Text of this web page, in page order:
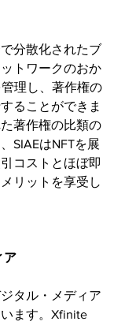
分散化されたブ
トワークのおか
理し、著作権の
ることができま
著作権の比類の
SIAEはNFTを展
コストとほぼ即
リットを享受し
ア
タル・メディア
ます。Xfinite